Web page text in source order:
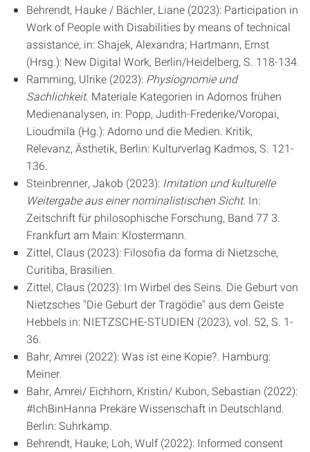
Behrendt, Hauke / Bächler, Liane (2023): Participation in
Work of People with Disabilities by means of technical
assistance, in: Shajek, Alexandra; Hartmann, Ernst
(Hrsg.): New Digital Work, Berlin/Heidelberg, S. 118-134.
Ramming, Ulrike (2023): Physiognomie und
Sachlichkeit. Materiale Kategorien in Adornos frühen
Medienanalysen, in: Popp, Judith-Frederike/Voropai,
Lioudmila (Hg.): Adorno und die Medien. Kritik,
Relevanz, Ästhetik, Berlin: Kulturverlag Kadmos, S. 121-
136.
Steinbrenner, Jakob (2023): Imitation und kulturelle
Weitergabe aus einer nominalistischen Sicht. In:
Zeitschrift für philosophische Forschung, Band 77 3.
Frankfurt am Main: Klostermann.
Zittel, Claus (2023): Filosofia da forma di Nietzsche,
Curitiba, Brasilien.
Zittel, Claus (2023): Im Wirbel des Seins. Die Geburt von
Nietzsches "Die Geburt der Tragödie" aus dem Geiste
Hebbels in: NIETZSCHE-STUDIEN (2023), vol. 52, S. 1-
36.
Bahr, Amrei (2022): Was ist eine Kopie?. Hamburg:
Meiner.
Bahr, Amrei/ Eichhorn, Kristin/ Kubon, Sebastian (2022):
#IchBinHanna Prekäre Wissenschaft in Deutschland.
Berlin: Suhrkamp.
Behrendt, Hauke; Loh, Wulf (2022): Informed consent